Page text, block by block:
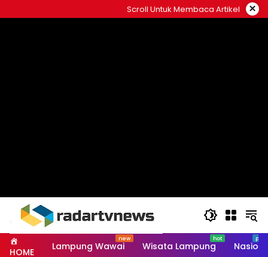
to
Scroll Untuk Membaca Artikel ×
HOME Lampung Wawai Wisata Lampung